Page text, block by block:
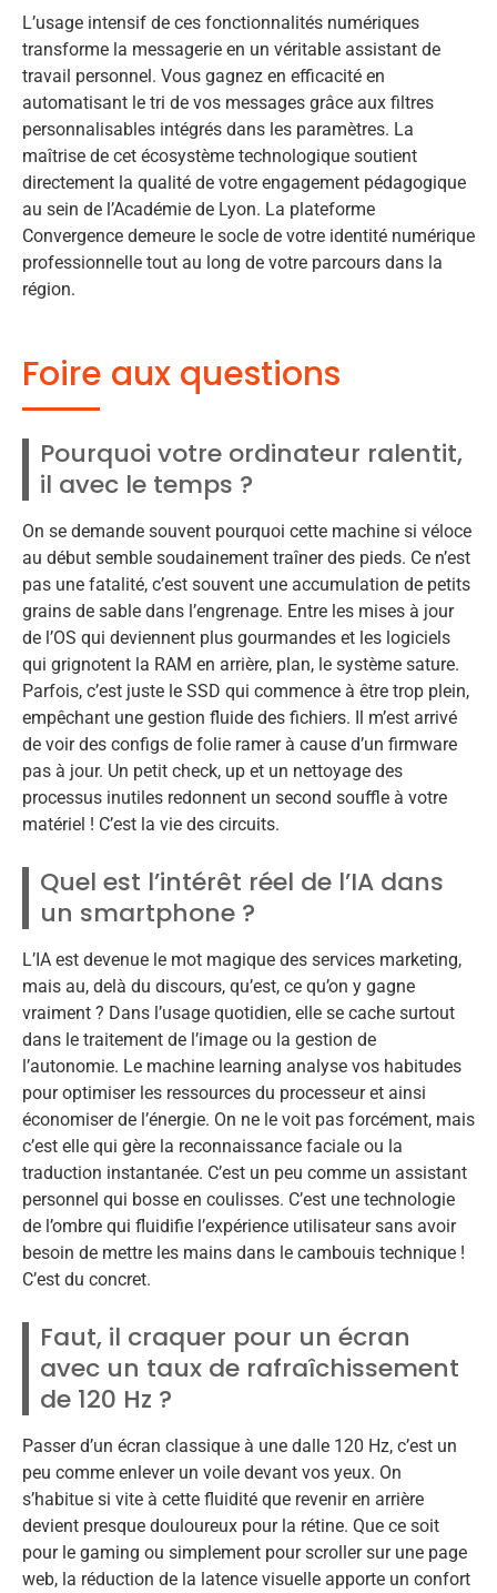
L’usage intensif de ces fonctionnalités numériques
transforme la messagerie en un véritable assistant de
travail personnel. Vous gagnez en efficacité en
automatisant le tri de vos messages grâce aux filtres
personnalisables intégrés dans les paramètres. La
maîtrise de cet écosystème technologique soutient
directement la qualité de votre engagement pédagogique
au sein de l’Académie de Lyon. La plateforme
Convergence demeure le socle de votre identité numérique
professionnelle tout au long de votre parcours dans la
région.
Foire aux questions
Pourquoi votre ordinateur ralentit,
il avec le temps ?
On se demande souvent pourquoi cette machine si véloce
au début semble soudainement traîner des pieds. Ce n’est
pas une fatalité, c’est souvent une accumulation de petits
grains de sable dans l’engrenage. Entre les mises à jour
de l’OS qui deviennent plus gourmandes et les logiciels
qui grignotent la RAM en arrière, plan, le système sature.
Parfois, c’est juste le SSD qui commence à être trop plein,
empêchant une gestion fluide des fichiers. Il m’est arrivé
de voir des configs de folie ramer à cause d’un firmware
pas à jour. Un petit check, up et un nettoyage des
processus inutiles redonnent un second souffle à votre
matériel ! C’est la vie des circuits.
Quel est l’intérêt réel de l’IA dans
un smartphone ?
L’IA est devenue le mot magique des services marketing,
mais au, delà du discours, qu’est, ce qu’on y gagne
vraiment ? Dans l’usage quotidien, elle se cache surtout
dans le traitement de l’image ou la gestion de
l’autonomie. Le machine learning analyse vos habitudes
pour optimiser les ressources du processeur et ainsi
économiser de l’énergie. On ne le voit pas forcément, mais
c’est elle qui gère la reconnaissance faciale ou la
traduction instantanée. C’est un peu comme un assistant
personnel qui bosse en coulisses. C’est une technologie
de l’ombre qui fluidifie l’expérience utilisateur sans avoir
besoin de mettre les mains dans le cambouis technique !
C’est du concret.
Faut, il craquer pour un écran
avec un taux de rafraîchissement
de 120 Hz ?
Passer d’un écran classique à une dalle 120 Hz, c’est un
peu comme enlever un voile devant vos yeux. On
s’habitue si vite à cette fluidité que revenir en arrière
devient presque douloureux pour la rétine. Que ce soit
pour le gaming ou simplement pour scroller sur une page
web, la réduction de la latence visuelle apporte un confort